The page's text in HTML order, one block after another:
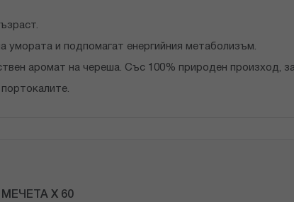
умората и подпомагат енергийния метаболизъм.
аромат на череша. Със 100% природен произход,
Х 60